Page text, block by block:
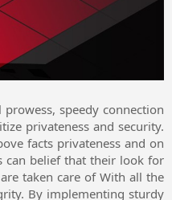
speedy connection
privateness and security.
facts privateness and on
can belief that their look for
taken care of With all the
By implementing sturdy